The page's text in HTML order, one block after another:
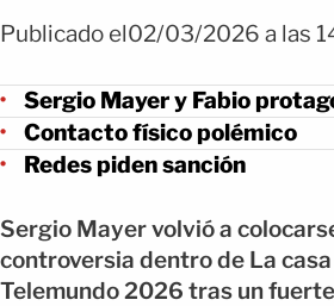
Publicado el02/03/2026 a las
Sergio Mayer y Fabio
Contacto físico polémico
Redes piden sanción
Sergio Mayer volvió a
controversia dentro de La
Telemundo 2026 tras un